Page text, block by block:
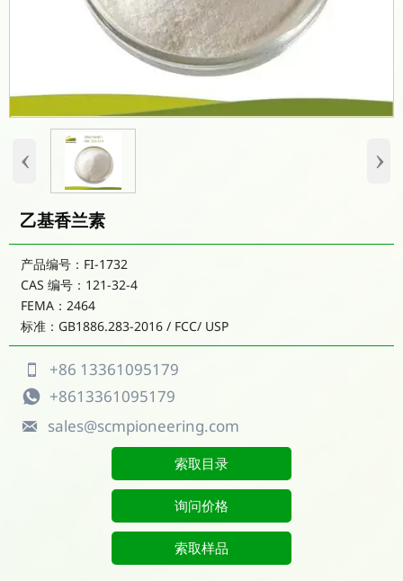
‹ ›
乙基香兰素
产品编号：FI-1732
CAS 编号：121-32-4
FEMA：2464
标准：GB1886.283-2016 / FCC/ USP
 +86 13361095179
 +8613361095179
 sales@scmpioneering.com
索取目录
询问价格
索取样品